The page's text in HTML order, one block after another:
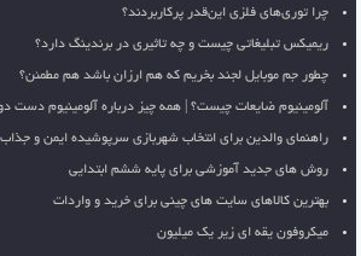
چرا توری‌های فلزی این‌قدر پرکاربردند؟
ریمیکس تبلیغاتی چیست و چه تاثیری در برندینگ دارد؟
چطور جم موبایل لجند بخریم که هم ارزان باشد هم مطمئن؟
آلومینیوم ضایعات چیست؟ | همه چیز درباره آلومینیوم دست
راهنمای والدین برای انتخاب شهربازی سرپوشیده ایمن و
روش های جدید آموزشی برای پایه ششم ابتدایی
بهترین کالاهای سایت های چینی برای خرید و واردات
میکروفون یقه ای زیر یک میلیون